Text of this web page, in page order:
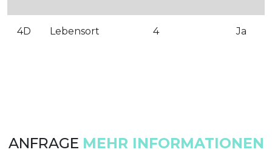
4D Lebensort 4 Ja
ANFRAGE MEHR INFORMATIONEN